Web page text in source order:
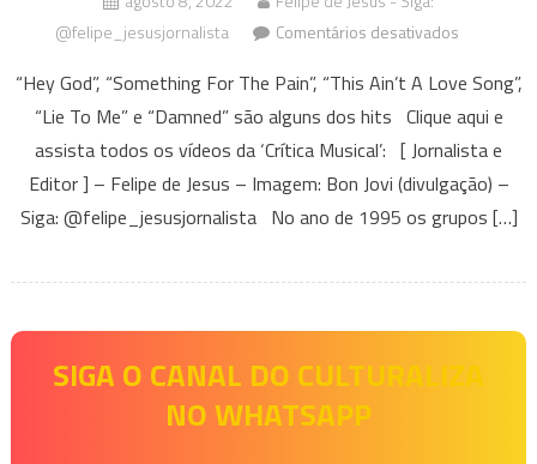
@felipe_jesusjornalista
Comentários desativadosem
Jovi:
“These
Days”
faz
27
sendo
um
dos
“Hey God”, “Something For The Pain”, “This Ain’t A Love Song”,
“Lie To Me” e “Damned” são alguns dos hits Clique aqui e
assista todos os vídeos da ‘Crítica Musical’: [ Jornalista e
Editor ] – Felipe de Jesus – Imagem: Bon Jovi (divulgação) –
Siga: @felipe_jesusjornalista No ano de 1995 os grupos […]
SIGA O CANAL DO CULTURALIZA
NO WHATSAPP